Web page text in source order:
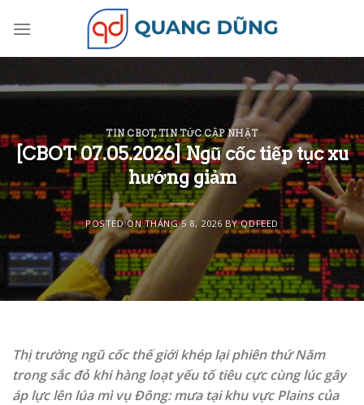
TIN CBOT,TIN TỨC CẬP NHẬT
[CBOT 07.05.2026] Ngũ cốc tiếp tục xu
hướng giảm
POSTED ONTHÁNG 5 8, 2026 BYQDFEED
Thị trường ngũ cốc thế giới khép lại phiên thứ Năm
trong sắc đỏ khi hàng loạt yếu tố tiêu cực cùng lúc gây
áp lực lên lúa mì vụ Đông: mưa tại khu vực Plains của